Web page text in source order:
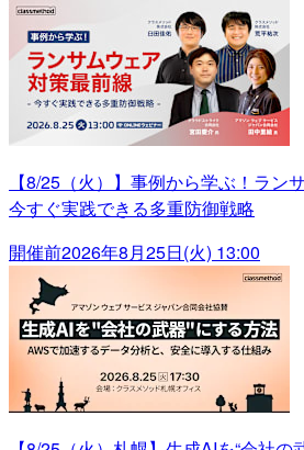
【8/25（火）】事例から学ぶ！ラン
今すぐ実践できる多重防御戦略
開催前2026年8月25日(火) 13:00